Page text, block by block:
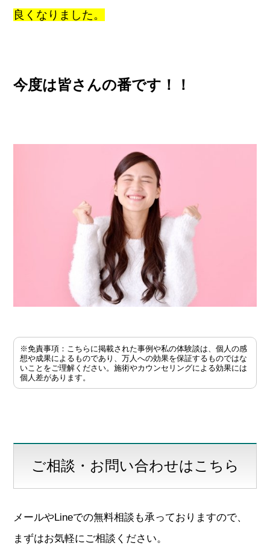
良くなりました。
今度は皆さんの番です！！
※免責事項：こちらに掲載された事例や私の体験談は、個人の感
想や成果によるものであり、万人への効果を保証するものではな
いことをご理解ください。施術やカウンセリングによる効果には
個人差があります。
ご相談・お問い合わせはこちら
メールやLineでの無料相談も承っておりますので、
まずはお気軽にご相談ください。